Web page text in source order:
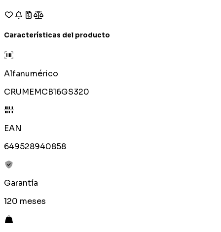
Características del producto
Alfanumérico
CRUMEMCB16GS320
EAN
649528940858
Garantía
120 meses